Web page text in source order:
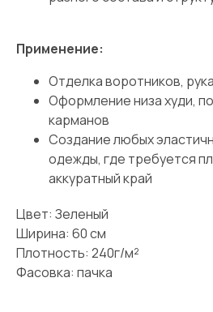
Применение:
Отделка воротников,
Оформление низа худи,
карманов
Создание любых
одежды, где требуется
аккуратный край
Цвет: Зеленый
Ширина: 60 см
Плотность: 240г/м²
Фасовка: пачка